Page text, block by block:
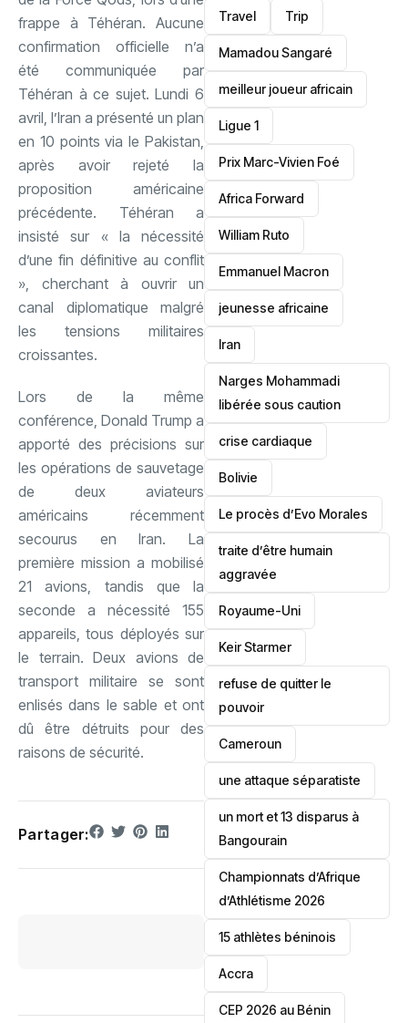
frappe à Téhéran. Aucune
confirmation officielle n’a
été communiquée par
Téhéran à ce sujet. Lundi 6
avril, l’Iran a présenté un plan
en 10 points via le Pakistan,
après avoir rejeté la
proposition américaine
précédente. Téhéran a
insisté sur « la nécessité
d’une fin définitive au conflit
», cherchant à ouvrir un
canal diplomatique malgré
les tensions militaires
croissantes.
Lors de la même
conférence, Donald Trump a
apporté des précisions sur
les opérations de sauvetage
de deux aviateurs
américains récemment
secourus en Iran. La
première mission a mobilisé
21 avions, tandis que la
seconde a nécessité 155
appareils, tous déployés sur
le terrain. Deux avions de
transport militaire se sont
enlisés dans le sable et ont
dû être détruits pour des
raisons de sécurité.
Partager:
Travel Trip
Mamadou Sangaré
meilleur joueur africain
Ligue 1
Prix Marc-Vivien Foé
‎Africa Forward
William Ruto
Emmanuel Macron
jeunesse africaine
‎Iran
Narges Mohammadi
libérée sous caution
crise cardiaque
‎Bolivie
Le procès d’Evo Morales
traite d’être humain
aggravée
‎Royaume-Uni
Keir Starmer
refuse de quitter le
pouvoir
‎Cameroun
une attaque séparatiste
un mort et 13 disparus à
Bangourain
‎Championnats d’Afrique
d’Athlétisme 2026
15 athlètes béninois
Accra
‎CEP 2026 au Bénin